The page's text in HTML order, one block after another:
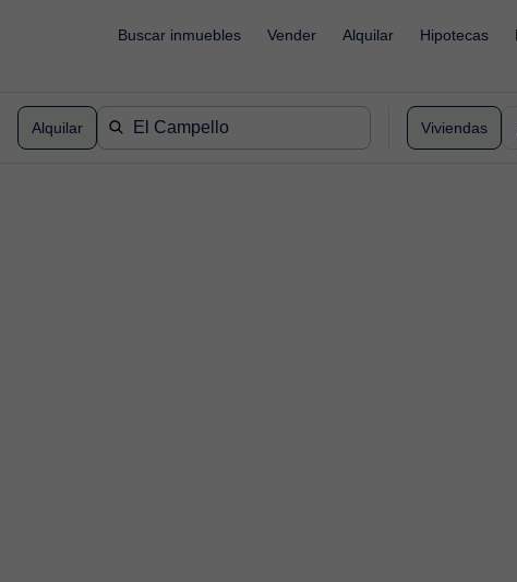
Buscar inmuebles Vender Alquilar Hipotecas
Alquilar Viviendas